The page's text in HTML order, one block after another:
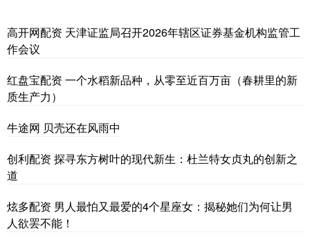
高开网配资 天津证监局召开2026年辖区证券基金机构监管工
作会议
红盘宝配资 一个水稻新品种，从零至近百万亩（春耕里的新
质生产力）
牛途网 贝壳还在风雨中
创利配资 探寻东方树叶的现代新生：杜兰特女贞丸的创新之
道
炫多配资 男人最怕又最爱的4个星座女：揭秘她们为何让男
人欲罢不能！